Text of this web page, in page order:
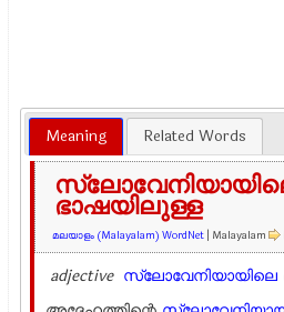
Meaning Related Words
ഭാഷയിലുള്ള
മലയാളം (Malayalam) WordNet | Malayalam
adjective സ്ലോവേനിയായിലെ